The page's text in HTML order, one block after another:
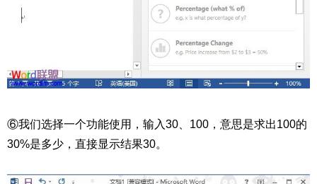
⑥我们选择一个功能使用，输入30、100，意思是求出100的
30%是多少，直接显示结果30。